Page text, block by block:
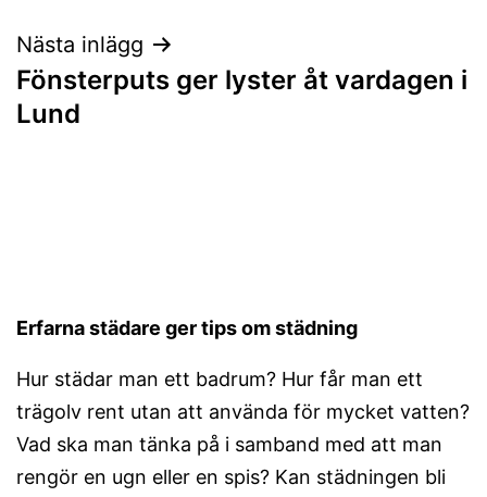
Nästa inlägg
Fönsterputs ger lyster åt vardagen i
Lund
Erfarna städare ger tips om städning
Hur städar man ett badrum? Hur får man ett
trägolv rent utan att använda för mycket vatten?
Vad ska man tänka på i samband med att man
rengör en ugn eller en spis? Kan städningen bli